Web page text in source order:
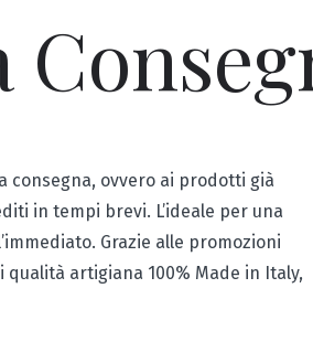
consegna, ovvero ai prodotti già
in tempi brevi. L’ideale per una
Grazie alle promozioni
artigiana 100% Made in Italy,